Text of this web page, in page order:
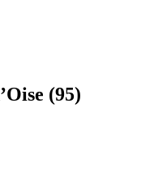
(95)